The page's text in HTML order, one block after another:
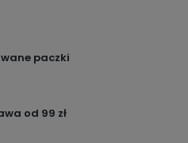
paczki
od 99 zł